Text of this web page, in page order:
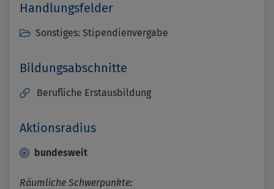
Handlungsfelder
Sonstiges: Stipendienvergabe
Bildungsabschnitte
Berufliche Erstausbildung
Aktionsradius
bundesweit
Räumliche Schwerpunkte: